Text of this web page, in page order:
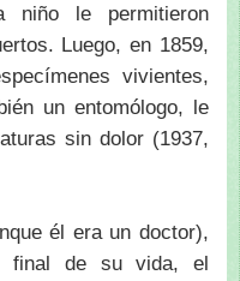
niño le permitieron
Luego, en 1859,
vivientes,
un entomólogo, le
sin dolor (1937,
él era un doctor),
final de su vida, el